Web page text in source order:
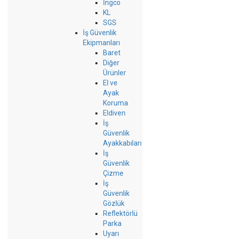
İngco
KL
SGS
İş Güvenlik
Ekipmanları
Baret
Diğer
Ürünler
El ve
Ayak
Koruma
Eldiven
İş
Güvenlik
Ayakkabıları
İş
Güvenlik
Çizme
İş
Güvenlik
Gözlük
Reflektörlü
Parka
Uyarı